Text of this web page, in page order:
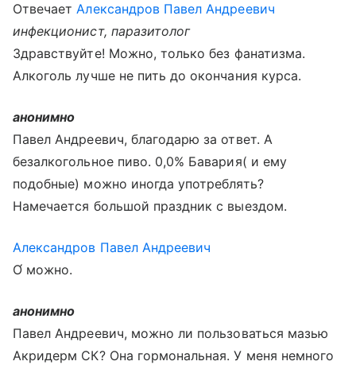
ОтвечаетАлександров Павел Андреевич
инфекционист, паразитолог
Здравствуйте! Можно, только без фанатизма.
Алкоголь лучше не пить до окончания курса.
анонимно
Павел Андреевич, благодарю за ответ. А
безалкогольное пиво. 0,0% Бавария( и ему
подобные) можно иногда употреблять?
Намечается большой праздник с выездом.
Александров Павел Андреевич
О́ можно.
анонимно
Павел Андреевич, можно ли пользоваться мазью
Акридерм СК? Она гормональная. У меня немного